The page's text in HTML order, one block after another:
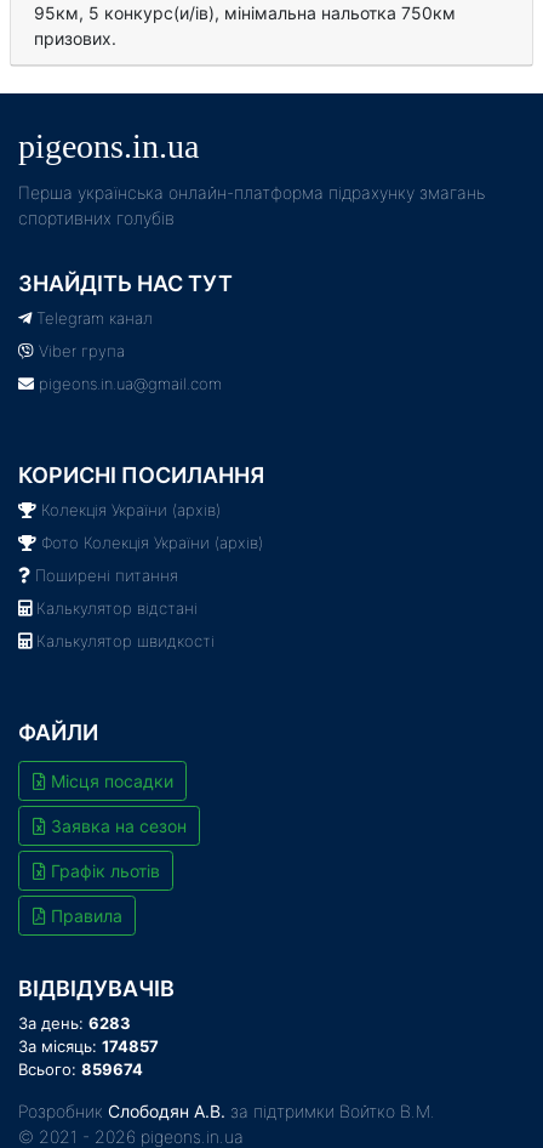
95км, 5 конкурс(и/ів), мінімальна нальотка 750км
призових.
pigeons.in.ua
Пeрша українська онлайн-платформа підрахунку змагань
спортивних голубів
ЗНАЙДІТЬ НАС ТУТ
Telegram канал
Viber група
pigeons.in.ua@gmail.com
КОРИСНІ ПОСИЛАННЯ
Колекція України (архів)
Фото Колекція України (архів)
Поширені питання
Калькулятор відстані
Калькулятор швидкості
ФАЙЛИ
Місця посадки
Заявка на сезон
Графік льотів
Правила
ВІДВІДУВАЧІВ
За день: 6283
За місяць: 174857
Всього: 859674
Розробник Слободян А.В. за підтримки Войтко В.М.
© 2021 - 2026 pigeons.in.ua